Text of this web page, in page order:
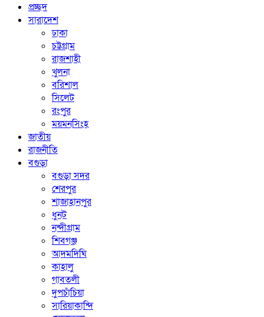
প্রচ্ছদ
সারাদেশ
ঢাকা
চট্টগ্রাম
রাজশাহী
খুলনা
বরিশাল
সিলেট
রংপুর
ময়মনসিংহ
জাতীয়
রাজনীতি
বগুড়া
বগুড়া সদর
শেরপুর
শাজাহানপুর
ধুনট
নন্দীগ্রাম
শিবগঞ্জ
আদমদিঘি
কাহালু
গাবতলী
দুপচাঁচিয়া
সারিয়াকান্দি